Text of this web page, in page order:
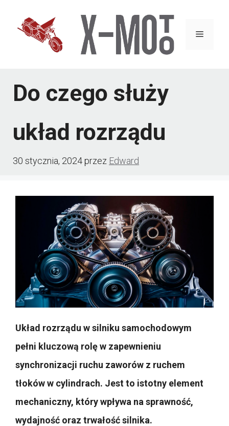
Menu
Do czego służy
układ rozrządu
30 stycznia, 2024przez Edward
Układ rozrządu w silniku samochodowym
pełni kluczową rolę w zapewnieniu
synchronizacji ruchu zaworów z ruchem
tłoków w cylindrach. Jest to istotny element
mechaniczny, który wpływa na sprawność,
wydajność oraz trwałość silnika.